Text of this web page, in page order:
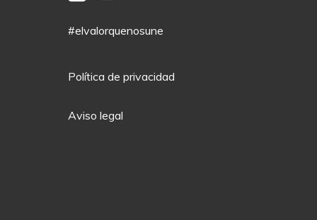
#elvalorquenosune
Política de privacidad
Aviso legal